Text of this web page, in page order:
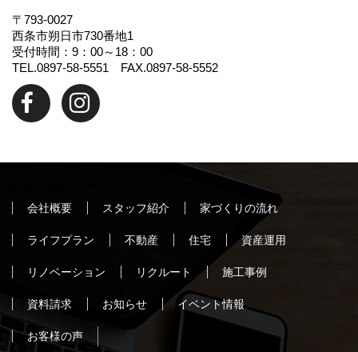
〒793-0027
西条市朔日市730番地1
受付時間：9：00～18：00
TEL.0897-58-5551 FAX.0897-58-5552
会社概要 スタッフ紹介 家づくりの流れ
ライフプラン 不動産 住宅 資産運用
リノベーション リクルート 施工事例
資料請求 お知らせ イベント情報
お客様の声